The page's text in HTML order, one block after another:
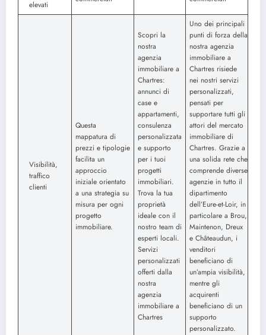
elevati
Visibilità,
traffico
clienti
Questa
mappatura di
prezzi e tipologie
facilita un
approccio
iniziale orientato
a una strategia su
misura per ogni
progetto
immobiliare.
Scopri la
nostra
agenzia
immobiliare a
Chartres:
annunci di
case e
appartamenti,
consulenza
personalizzata
e supporto
per i tuoi
progetti
immobiliari.
Trova la tua
proprietà
ideale con il
nostro team di
esperti locali.
Servizi
personalizzati
offerti dalla
nostra
agenzia
immobiliare a
Chartres
Uno dei principali
punti di forza della
nostra agenzia
immobiliare a
Chartres risiede
nei nostri servizi
personalizzati,
pensati per
supportare tutti gli
attori del mercato
immobiliare di
Chartres. Grazie a
una solida rete che
comprende diverse
agenzie in tutto il
dipartimento
dell’Eure-et-Loir, in
particolare a Brou,
Maintenon, Dreux
e Châteaudun, i
venditori
beneficiano di
un’ampia visibilità,
mentre gli
acquirenti
beneficiano di un
supporto
personalizzato.